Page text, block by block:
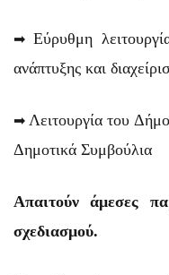
➡ Εύρυθμη
ανάπτυξης και
➡ Λειτουργία του
Δημοτικά Συμβούλια
Απαιτούν άμεσες
σχεδιασμού.